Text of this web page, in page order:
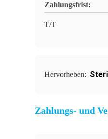
Zahlungsfrist:
T/T
Hervorheben:
Zahlungs- und